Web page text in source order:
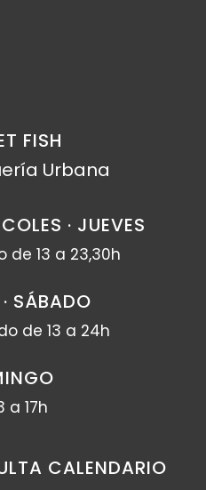
FISH
Urbana
· JUEVES
de 13 a 23,30h
SÁBADO
de 13 a 24h
a 17h
CALENDARIO